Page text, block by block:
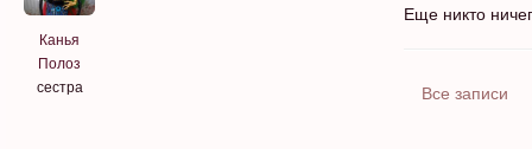
Канья
Полоз
сестра
Еще никто
Все записи